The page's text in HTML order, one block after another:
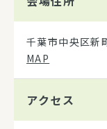
千葉市中央区
MAP
アクセス